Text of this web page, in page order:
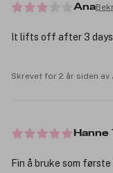
Ana
It lifts off after 3 days
Skrevet for 2 år siden av
Hanne
Fin å bruke som